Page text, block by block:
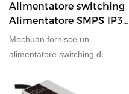
Alimentatore switching
Alimentatore SMPS IP34
resistente alla pioggia
con 350 W e 400 W
Mochuan fornisce un
alimentatore switching di
pioggia da 350 W e 400 W.